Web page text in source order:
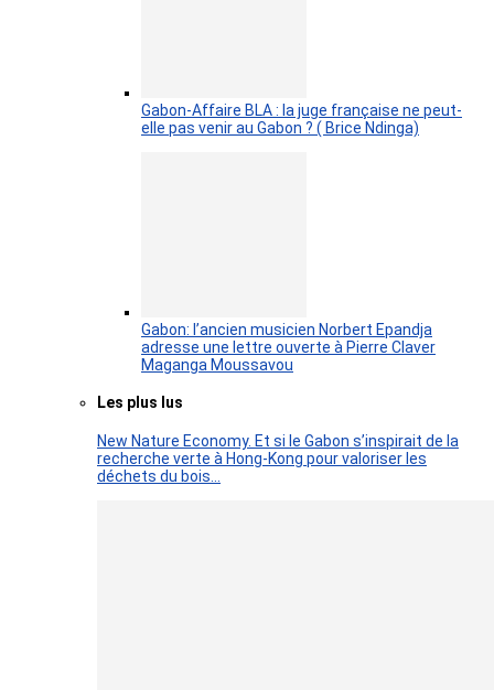
Gabon-Affaire BLA : la juge française ne peut-
elle pas venir au Gabon ? ( Brice Ndinga)
Gabon: l’ancien musicien Norbert Epandja
adresse une lettre ouverte à Pierre Claver
Maganga Moussavou
Les plus lus
New Nature Economy. Et si le Gabon s’inspirait de la
recherche verte à Hong-Kong pour valoriser les
déchets du bois…